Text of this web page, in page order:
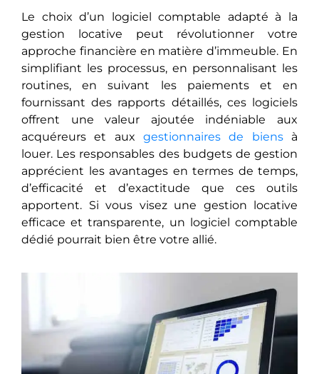
Le choix d’un logiciel comptable adapté à la
gestion locative peut révolutionner votre
approche financière en matière d’immeuble. En
simplifiant les processus, en personnalisant les
routines, en suivant les paiements et en
fournissant des rapports détaillés, ces logiciels
offrent une valeur ajoutée indéniable aux
acquéreurs et aux gestionnaires de biensà
louer. Les responsables des budgets de gestion
apprécient les avantages en termes de temps,
d’efficacité et d’exactitude que ces outils
apportent. Si vous visez une gestion locative
efficace et transparente, un logiciel comptable
dédié pourrait bien être votre allié.